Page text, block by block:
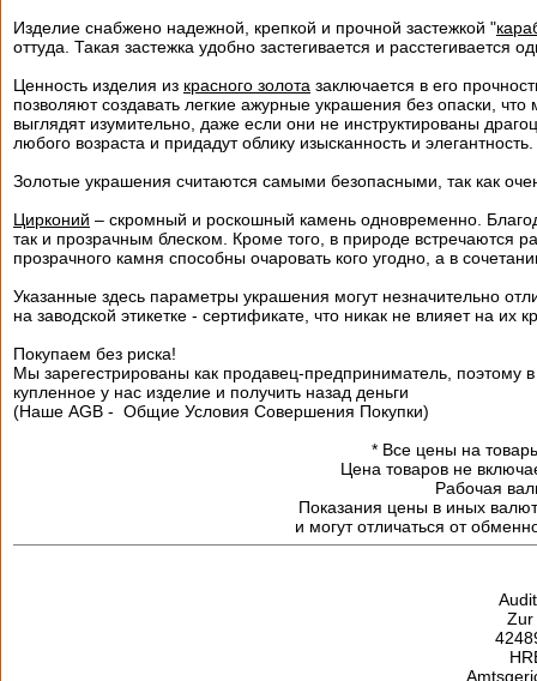
Изделие снабжено надежной, крепкой и прочной застежкой "
оттуда. Такая застежка удобно застегивается и расстегивается
Ценность изделия из красного золота заключается в его
позволяют создавать легкие ажурные украшения без опаски,
выглядят изумительно, даже если они не инструктированы
любого возраста и придадут облику изысканность и элегантность.
Золотые украшения считаются самыми безопасными, так как
Цирконий – скромный и роскошный камень одновременно.
так и прозрачным блеском. Кроме того, в природе встречаются
прозрачного камня способны очаровать кого угодно, а в
Указанные здесь параметры украшения могут незначительно
на заводской этикетке - сертификате, что никак не влияет на их
Покупаем без риска!
Мы зарегестрированы как продавец-предприниматель, поэтому
купленное у нас изделие и получить назад деньги
(Наше AGB - Общие Условия Совершения Покупки)
*Все цены на
Цена товаров не
Рабочая
Показания цены в иных
и могут отличаться от
Zur